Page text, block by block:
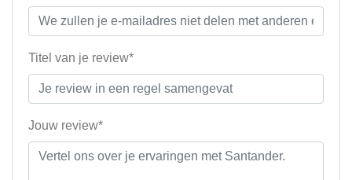
Titel van je review*
Jouw review*